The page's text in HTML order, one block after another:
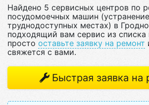
Найдено 5 сервисных центров по
посудомоечных машин
труднодоступных местах) в
подходящий вам сервис из
просто оставьте заявку на ремонт
свяжется с вами.
Быстрая заявка на